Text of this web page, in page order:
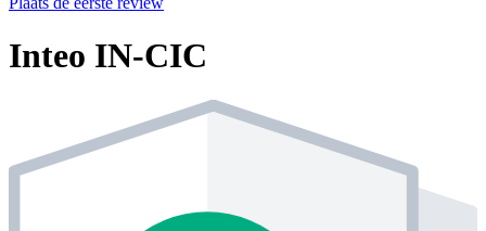
Inteo IN-CIC